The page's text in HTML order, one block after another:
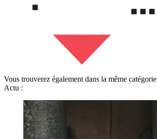
Vous trouverez également dans la même catégorie
Actu :